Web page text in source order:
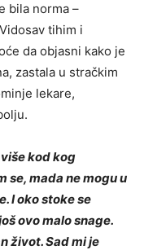
bila norma –
tihim i
da objasni kako je
zastala u stračkim
lekare,
kod kog
se, mada ne mogu u
I oko stoke se
ovo malo snage.
život. Sad mi je